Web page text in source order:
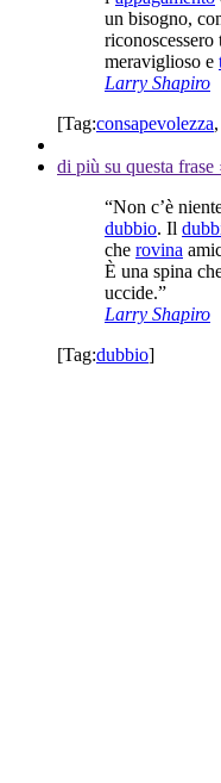
un bisogno,
riconoscessero
meraviglioso e
Larry Shapiro
[Tag:consapevolezza,
di più su questa frase
“Non c’è
dubbio. Il
che rovina
È una spina
uccide.”
Larry Shapiro
[Tag:dubbio]